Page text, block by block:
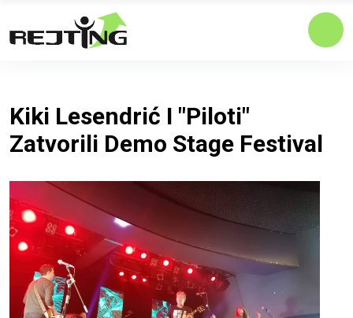
Kiki Lesendrić I "Piloti"
Zatvorili Demo Stage Festival